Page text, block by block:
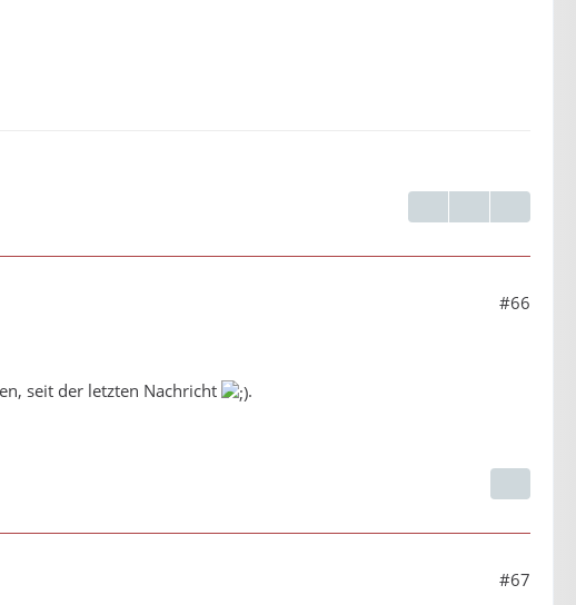
#66
seit der letzten Nachricht
.
#67